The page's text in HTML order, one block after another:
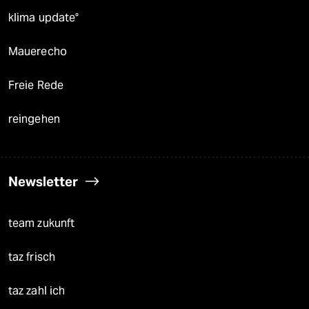
klima update°
Mauerecho
Freie Rede
reingehen
Newsletter
team zukunft
taz frisch
taz zahl ich